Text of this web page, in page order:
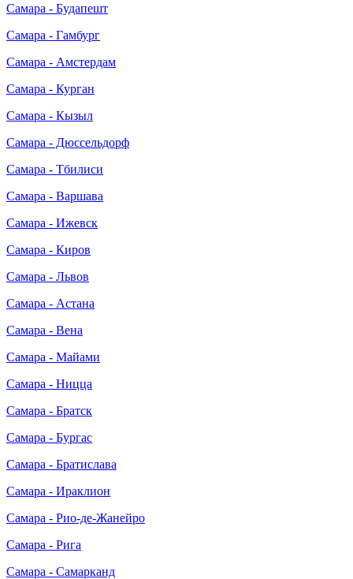
Самара - Будапешт
Самара - Гамбург
Самара - Амстердам
Самара - Курган
Самара - Кызыл
Самара - Дюссельдорф
Самара - Тбилиси
Самара - Варшава
Самара - Ижевск
Самара - Киров
Самара - Львов
Самара - Астана
Самара - Вена
Самара - Майами
Самара - Ницца
Самара - Братск
Самара - Бургас
Самара - Братислава
Самара - Ираклион
Самара - Рио-де-Жанейро
Самара - Рига
Самара - Самарканд